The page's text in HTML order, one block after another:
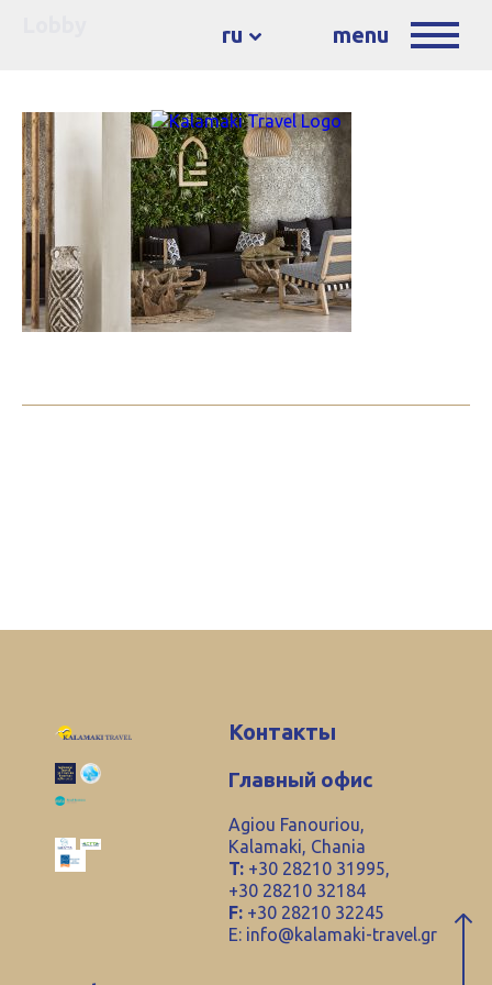
ru menu
Контакты
Главный офис
Agiou Fanouriou,
Kalamaki, Chania
T: +30 28210 31995,
+30 28210 32184
F: +30 28210 32245
E: info@kalamaki-travel.gr